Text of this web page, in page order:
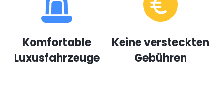
Komfortable
Luxusfahrzeuge
Keine versteckten
Gebühren